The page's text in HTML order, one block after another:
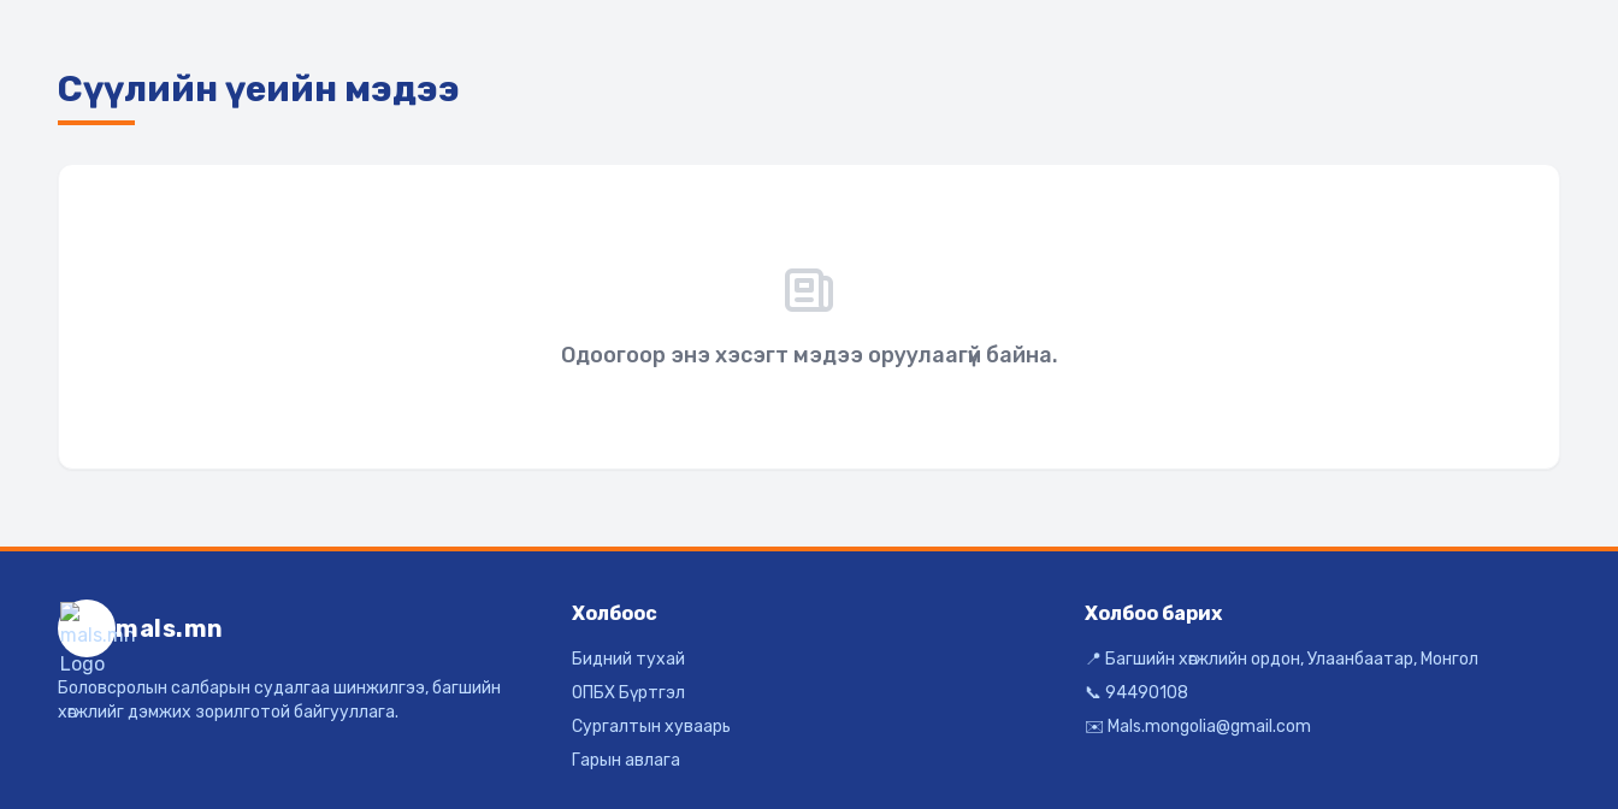
Сүүлийн үеийн мэдээ
Одоогоор энэ хэсэгт мэдээ оруулаагүй байна.
mals.mn
Боловсролын салбарын судалгаа шинжилгээ, багшийн
хөгжлийг дэмжих зорилготой байгууллага.
Холбоос
Бидний тухай
ОПБХ Бүртгэл
Сургалтын хуваарь
Гарын авлага
Холбоо барих
📍 Багшийн хөгжлийн ордон, Улаанбаатар, Монгол
📞 94490108
✉️ Mals.mongolia@gmail.com